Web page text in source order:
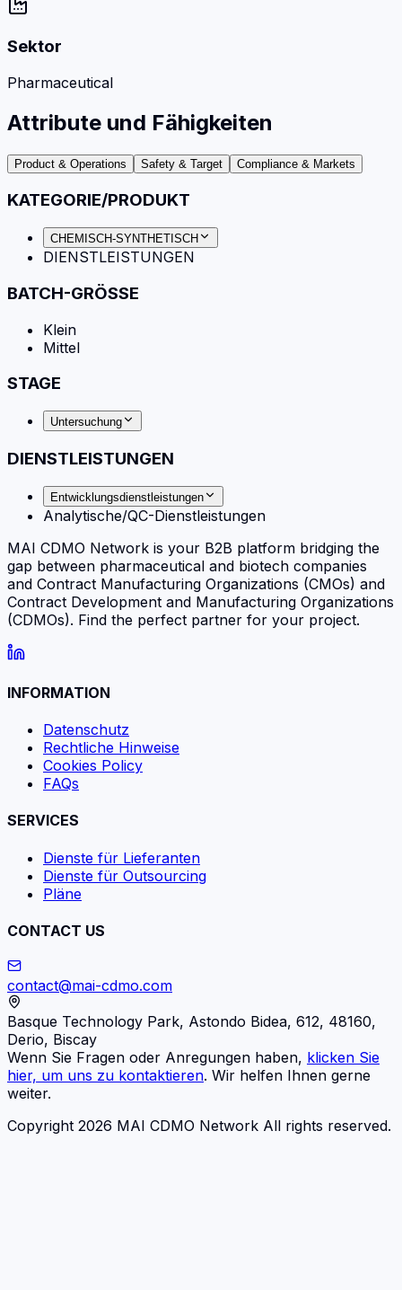
Sektor
Pharmaceutical
Attribute und Fähigkeiten
Product & Operations Safety & Target Compliance & Markets
KATEGORIE/PRODUKT
CHEMISCH-SYNTHETISCH
DIENSTLEISTUNGEN
BATCH-GRÖSSE
Klein
Mittel
STAGE
Untersuchung
DIENSTLEISTUNGEN
Entwicklungsdienstleistungen
Analytische/QC-Dienstleistungen
MAI CDMO Network is your B2B platform bridging the
gap between pharmaceutical and biotech companies
and Contract Manufacturing Organizations (CMOs) and
Contract Development and Manufacturing Organizations
(CDMOs). Find the perfect partner for your project.
INFORMATION
Datenschutz
Rechtliche Hinweise
Cookies Policy
FAQs
SERVICES
Dienste für Lieferanten
Dienste für Outsourcing
Pläne
CONTACT US
contact@mai-cdmo.com
Basque Technology Park, Astondo Bidea, 612, 48160,
Derio, Biscay
Wenn Sie Fragen oder Anregungen haben, klicken Sie
hier, um uns zu kontaktieren. Wir helfen Ihnen gerne
weiter.
Copyright 2026 MAI CDMO Network All rights reserved.